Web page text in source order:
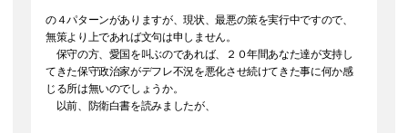
の４パターンがありますが、現状、最悪の策を実行中ですので、
無策より上であれば文句は申しません。
保守の方、愛国を叫ぶのであれば、２０年間あなた達が支持し
てきた保守政治家がデフレ不況を悪化させ続けてきた事に何か感
じる所は無いのでしょうか。
以前、防衛白書を読みましたが、